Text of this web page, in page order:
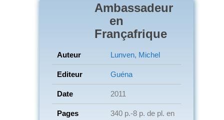
Ambassadeur
en
Françafrique
Auteur Lunven, Michel
Editeur Guéna
Date 2011
Pages
340 p.-8 p. de pl. en